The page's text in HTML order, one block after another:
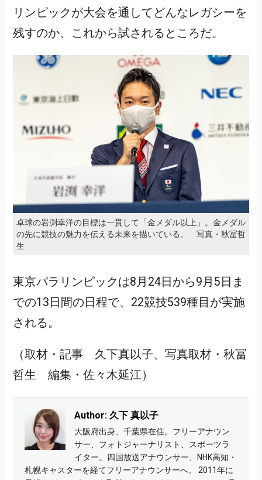
リンピックが大会を通してどんなレガシーを
残すのか、これから試されるところだ。
卓球の岩渕幸洋の目標は一貫して「金メダル以上」。金メダル
の先に競技の魅力を伝える未来を描いている。 写真・秋冨哲
生
東京パラリンピックは8月24日から9月5日ま
での13日間の日程で、22競技539種目が実施
される。
（取材・記事 久下真以子、写真取材・秋冨
哲生 編集・佐々木延江）
Author: 久下 真以子
大阪府出身、千葉県在住。フリーアナウン
サー、フォトジャーナリスト、スポーツラ
イター。四国放送アナウンサー、NHK高知・
札幌キャスターを経てフリーアナウンサーへ。 2011年に